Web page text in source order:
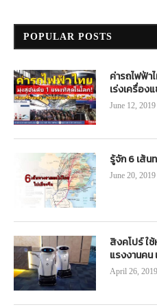
POPULAR POSTS
ค่ารถไฟฟ้า
เร่งเครื่อง
June 12, 2019
รู้จัก 6 เส้น
June 20, 2019
สิงคโปร์ ใ
แรงงานค
April 26, 2019